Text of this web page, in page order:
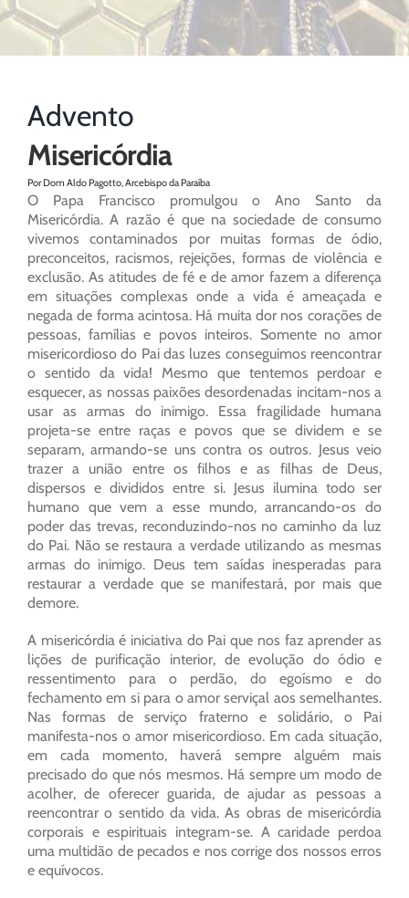
Advento
Misericórdia
Por Dom Aldo Pagotto, Arcebispo da Paraíba
O Papa Francisco promulgou o Ano Santo da
Misericórdia. A razão é que na sociedade de consumo
vivemos contaminados por muitas formas de ódio,
preconceitos, racismos, rejeições, formas de violência e
exclusão. As atitudes de fé e de amor fazem a diferença
em situações complexas onde a vida é ameaçada e
negada de forma acintosa. Há muita dor nos corações de
pessoas, famílias e povos inteiros. Somente no amor
misericordioso do Pai das luzes conseguimos reencontrar
o sentido da vida! Mesmo que tentemos perdoar e
esquecer, as nossas paixões desordenadas incitam-nos a
usar as armas do inimigo. Essa fragilidade humana
projeta-se entre raças e povos que se dividem e se
separam, armando-se uns contra os outros. Jesus veio
trazer a união entre os filhos e as filhas de Deus,
dispersos e divididos entre si. Jesus ilumina todo ser
humano que vem a esse mundo, arrancando-os do
poder das trevas, reconduzindo-nos no caminho da luz
do Pai. Não se restaura a verdade utilizando as mesmas
armas do inimigo. Deus tem saídas inesperadas para
restaurar a verdade que se manifestará, por mais que
demore.
A misericórdia é iniciativa do Pai que nos faz aprender as
lições de purificação interior, de evolução do ódio e
ressentimento para o perdão, do egoísmo e do
fechamento em si para o amor serviçal aos semelhantes.
Nas formas de serviço fraterno e solidário, o Pai
manifesta-nos o amor misericordioso. Em cada situação,
em cada momento, haverá sempre alguém mais
precisado do que nós mesmos. Há sempre um modo de
acolher, de oferecer guarida, de ajudar as pessoas a
reencontrar o sentido da vida. As obras de misericórdia
corporais e espirituais integram-se. A caridade perdoa
uma multidão de pecados e nos corrige dos nossos erros
e equívocos.